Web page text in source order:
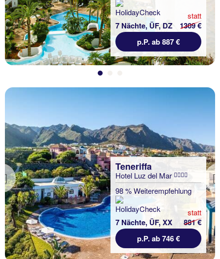
7 Nächte, ÜF, DZ
statt
1309 €
p.P. ab 887 €
Previous
Teneriffa
Hotel Luz del Mar
98 % Weiterempfehlung
7 Nächte, ÜF, XX
statt
881 €
p.P. ab 746 €